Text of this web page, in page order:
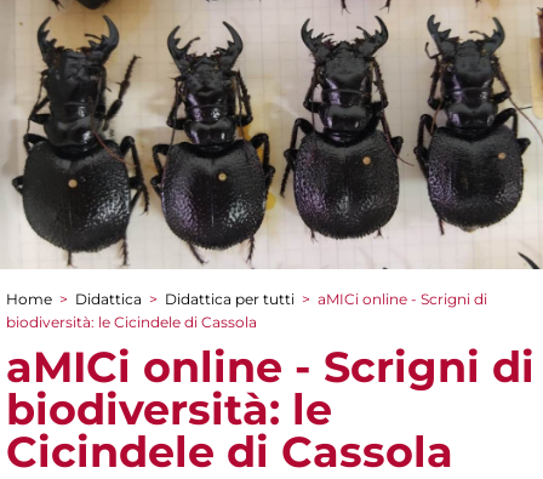
Tu sei qui
Home > Didattica > Didattica per tutti > aMICi online - Scrigni di
biodiversità: le Cicindele di Cassola
aMICi online - Scrigni di
biodiversità: le
Cicindele di Cassola